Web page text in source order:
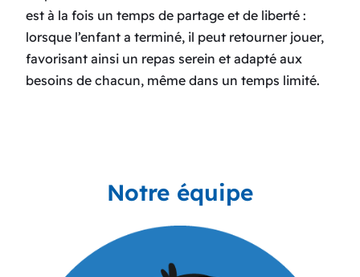
est à la fois un temps de partage et de liberté :
lorsque l’enfant a terminé, il peut retourner jouer,
favorisant ainsi un repas serein et adapté aux
besoins de chacun, même dans un temps limité.
Notre équipe